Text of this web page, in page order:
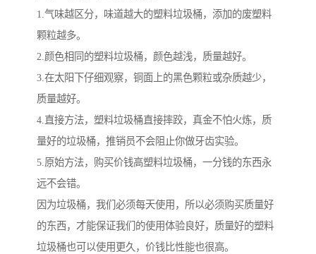
1.气味越区分，味道越大的塑料垃圾桶，添加的废塑料
颗粒越多。
2.颜色相同的塑料垃圾桶，颜色越浅，质量越好。
3.在太阳下仔细观察，铜面上的黑色颗粒或杂质越少，
质量越好。
4.直接方法，塑料垃圾桶直接摔跤，真金不怕火炼，质
量好的垃圾桶，推销员不会阻止你做牙齿实验。
5.原始方法，购买价钱高塑料垃圾桶，一分钱的东西永
远不会错。
因为垃圾桶，我们必须每天使用，所以必须购买质量好
的东西，才能保证我们的使用体验良好，质量好的塑料
垃圾桶也可以使用更久，价钱比性能也很高。